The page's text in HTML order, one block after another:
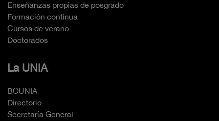
Enseñanzas propias de posgrado
Formación continua
Cursos de verano
Doctorados
La UNIA
BOUNIA
Directorio
Secretaría General